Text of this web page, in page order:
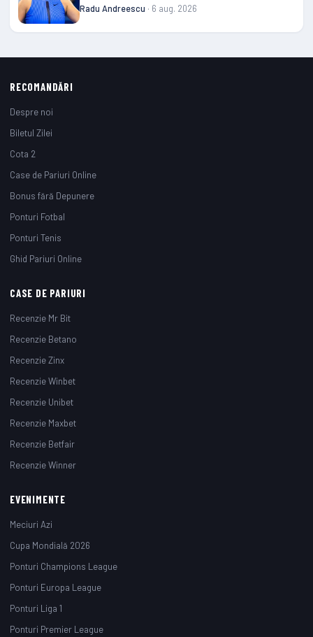
Radu Andreescu · 6 aug. 2026
RECOMANDĂRI
Despre noi
Biletul Zilei
Cota 2
Case de Pariuri Online
Bonus fără Depunere
Ponturi Fotbal
Ponturi Tenis
Ghid Pariuri Online
CASE DE PARIURI
Recenzie Mr Bit
Recenzie Betano
Recenzie Zinx
Recenzie Winbet
Recenzie Unibet
Recenzie Maxbet
Recenzie Betfair
Recenzie Winner
EVENIMENTE
Meciuri Azi
Cupa Mondială 2026
Ponturi Champions League
Ponturi Europa League
Ponturi Liga 1
Ponturi Premier League